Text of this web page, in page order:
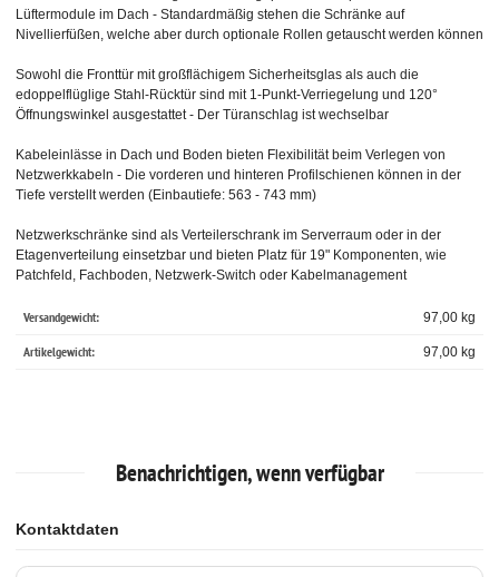
Lüftermodule im Dach - Standardmäßig stehen die Schränke auf
Nivellierfüßen, welche aber durch optionale Rollen getauscht werden können
Sowohl die Fronttür mit großflächigem Sicherheitsglas als auch die
edoppelflüglige Stahl-Rücktür sind mit 1-Punkt-Verriegelung und 120°
Öffnungswinkel ausgestattet - Der Türanschlag ist wechselbar
Kabeleinlässe in Dach und Boden bieten Flexibilität beim Verlegen von
Netzwerkkabeln - Die vorderen und hinteren Profilschienen können in der
Tiefe verstellt werden (Einbautiefe: 563 - 743 mm)
Netzwerkschränke sind als Verteilerschrank im Serverraum oder in der
Etagenverteilung einsetzbar und bieten Platz für 19" Komponenten, wie
Patchfeld, Fachboden, Netzwerk-Switch oder Kabelmanagement
Versandgewicht: 97,00 kg
Artikelgewicht: 97,00 kg
Benachrichtigen, wenn verfügbar
Kontaktdaten